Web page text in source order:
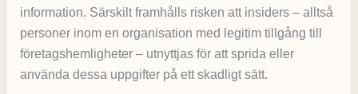
information. Särskilt framhålls risken att insiders – alltså
personer inom en organisation med legitim tillgång till
företagshemligheter – utnyttjas för att sprida eller
använda dessa uppgifter på ett skadligt sätt.